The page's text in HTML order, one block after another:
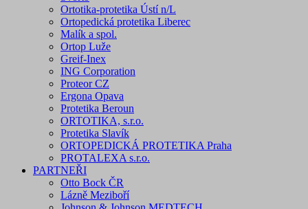
Ortotika-protetika Ústí n/L
Ortopedická protetika Liberec
Malík a spol.
Ortop Luže
Greif-Inex
ING Corporation
Proteor CZ
Ergona Opava
Protetika Beroun
ORTOTIKA, s.r.o.
Protetika Slavík
ORTOPEDICKÁ PROTETIKA Praha
PROTALEXA s.r.o.
PARTNEŘI
Otto Bock ČR
Lázně Meziboří